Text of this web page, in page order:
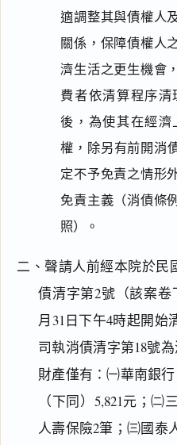
適調整其與債權人
關係，保障債權人
濟生活之更生機會
費者依清算程序
後，為使其在經
權，除另有前開消
定不予免責之情形
免責主義（消債條
照）。
二、聲請人前經本院於民
債清字第2號（該案卷
月31日下午4時起開始
司執消債清字第18號
財產僅有：㈠華南銀
（下同）5,821元；
人壽保險2筆；㈢國泰